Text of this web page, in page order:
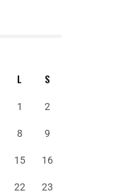
L S
1 2
8 9
15 16
22 23